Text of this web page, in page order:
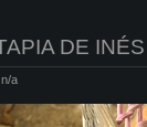
DE INÉS
n/a